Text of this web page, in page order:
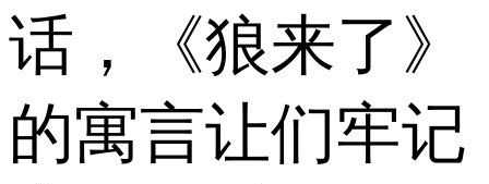
话，《狼来了》
的寓言让们牢记